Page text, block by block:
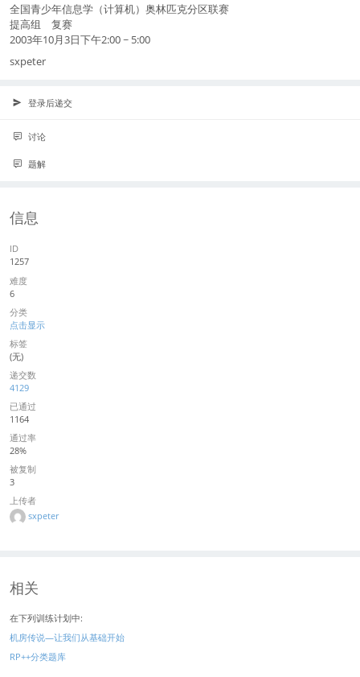
全国青少年信息学（计算机）奥林匹克分区联赛
提高组 复赛
2003年10月3日下午2:00 ~ 5:00
sxpeter
登录后递交
讨论
题解
信息
ID
1257
难度
6
分类
点击显示
标签
(无)
递交数
4129
已通过
1164
通过率
28%
被复制
3
上传者
sxpeter
相关
在下列训练计划中:
机房传说—让我们从基础开始
RP++分类题库